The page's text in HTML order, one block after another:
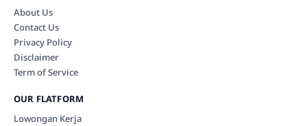
About Us
Contact Us
Privacy Policy
Disclaimer
Term of Service
OUR FLATFORM
Lowongan Kerja